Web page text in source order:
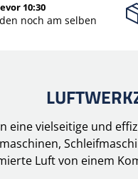
10:30
noch am selben
eine vielseitige und
Luft von einem